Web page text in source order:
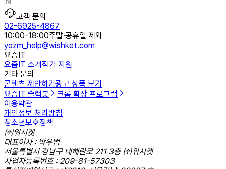
고객 문의
02-6925-4867
10:00-18:00주말·공휴일 제외
yozm_help@wishket.com
요즘IT
요즘IT 소개작가 지원
기타 문의
콘텐츠 제안하기 광고 상품 보기
요즘IT 슬랙봇
크롬 확장 프로그램
이용약관
개인정보 처리방침
청소년보호정책
㈜위시켓
대표이사 : 박우범
서울특별시 강남구 테헤란로 211 3층 ㈜위시켓
사업자등록번호 : 209-81-57303